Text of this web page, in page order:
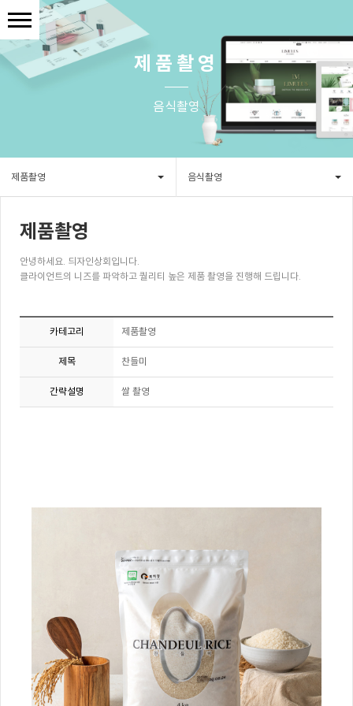
제품촬영
음식촬영
제품촬영 음식촬영
제품촬영
안녕하세요. 듸자인상회입니다.
클라이언트의 니즈를 파악하고 퀄리티 높은 제품 촬영을 진행해 드립니다.
카테고리 제품촬영
제목 찬들미
간략설명 쌀 촬영